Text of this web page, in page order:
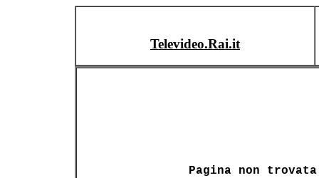
Televideo.Rai.it
Pagina non trovata